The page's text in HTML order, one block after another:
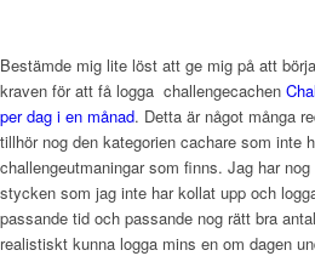
Bestämde mig lite löst att ge mig på att
kraven för att få logga challengecachen
per dag i en månad. Detta är något många
tillhör nog den kategorien cachare som inte
challengeutmaningar som finns. Jag har
stycken som jag inte har kollat upp och
passande tid och passande nog rätt bra
realistiskt kunna logga mins en om dagen